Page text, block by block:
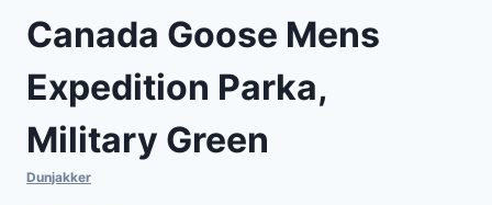
Canada Goose Mens
Expedition Parka,
Military Green
Dunjakker